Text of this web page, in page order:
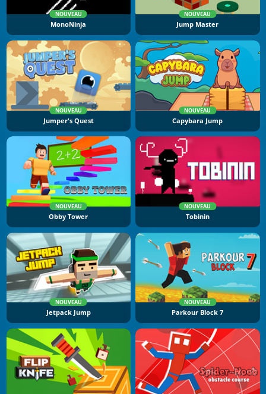
NOUVEAU
MonoNinja
NOUVEAU
Jump Master
NOUVEAU
Jumper's Quest
NOUVEAU
Capybara Jump
NOUVEAU
Obby Tower
NOUVEAU
Tobinin
NOUVEAU
Jetpack Jump
NOUVEAU
Parkour Block 7